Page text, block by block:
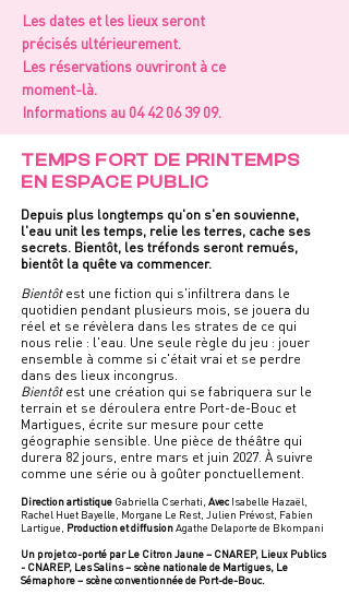
Les dates et les lieux seront
précisés ultérieurement.
Les réservations ouvriront à ce
moment-là.
Informations au 04 42 06 39 09.
TEMPS FORT DE PRINTEMPS
EN ESPACE PUBLIC
Depuis plus longtemps qu'on s'en souvienne,
l'eau unit les temps, relie les terres, cache ses
secrets. Bientôt, les tréfonds seront remués,
bientôt la quête va commencer.
Bientôt est une fiction qui s'infiltrera dans le
quotidien pendant plusieurs mois, se jouera du
réel et se révèlera dans les strates de ce qui
nous relie : l'eau. Une seule règle du jeu : jouer
ensemble à comme si c'était vrai et se perdre
dans des lieux incongrus.
Bientôt est une création qui se fabriquera sur le
terrain et se déroulera entre Port-de-Bouc et
Martigues, écrite sur mesure pour cette
géographie sensible. Une pièce de théâtre qui
durera 82 jours, entre mars et juin 2027. À suivre
comme une série ou à goûter ponctuellement.
Direction artistique Gabriella Cserhati, AvecIsabelle Hazaël,
Rachel Huet Bayelle, Morgane Le Rest, Julien Prévost, Fabien
Lartigue, Production et diffusionAgathe Delaporte de Bkompani
Un projet co-porté par Le Citron Jaune – CNAREP, Lieux Publics
- CNAREP, Les Salins – scène nationale de Martigues, Le
Sémaphore – scène conventionnée de Port-de-Bouc.